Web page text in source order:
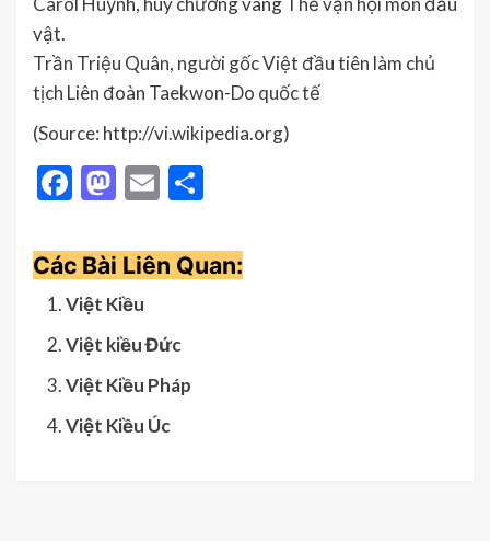
vật.
Trần Triệu Quân, người gốc Việt đầu tiên làm chủ
tịch Liên đoàn Taekwon-Do quốc tế
(Source: http://vi.wikipedia.org)
Facebook
Mastodon
Email
Các Bài Liên Quan:
Việt Kiều
Việt kiều Đức
Việt Kiều Pháp
Việt Kiều Úc